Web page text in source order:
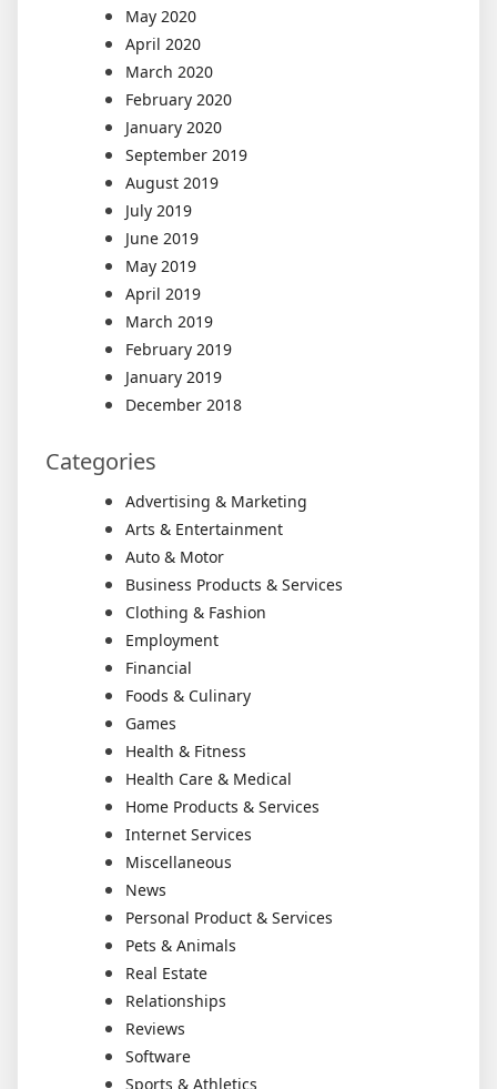
May 2020
April 2020
March 2020
February 2020
January 2020
September 2019
August 2019
July 2019
June 2019
May 2019
April 2019
March 2019
February 2019
January 2019
December 2018
Categories
Advertising & Marketing
Arts & Entertainment
Auto & Motor
Business Products & Services
Clothing & Fashion
Employment
Financial
Foods & Culinary
Games
Health & Fitness
Health Care & Medical
Home Products & Services
Internet Services
Miscellaneous
News
Personal Product & Services
Pets & Animals
Real Estate
Relationships
Reviews
Software
Sports & Athletics